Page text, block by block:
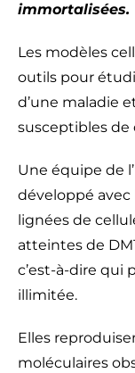
immortalisées.
Les modèles
outils pour
d’une maladie
susceptibles de
Une équipe de
développé avec
lignées de
atteintes de
c’est-à-dire qui
illimitée.
Elles
moléculaires